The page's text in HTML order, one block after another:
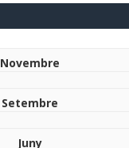
Novembre
Setembre
Juny